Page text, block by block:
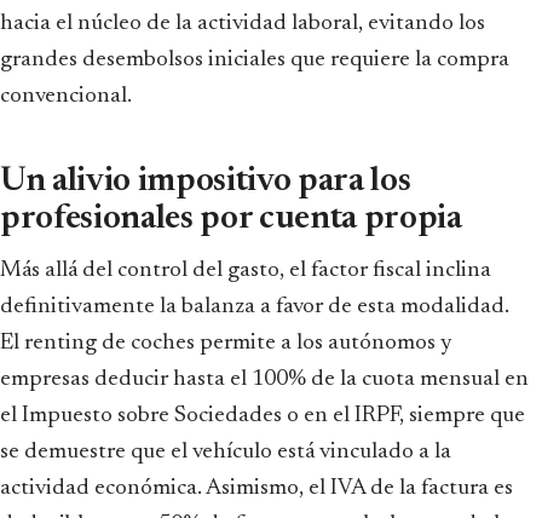
hacia el núcleo de la actividad laboral, evitando los
grandes desembolsos iniciales que requiere la compra
convencional.
Un alivio impositivo para los
profesionales por cuenta propia
Más allá del control del gasto, el factor fiscal inclina
definitivamente la balanza a favor de esta modalidad.
El renting de coches permite a los autónomos y
empresas deducir hasta el 100% de la cuota mensual en
el Impuesto sobre Sociedades o en el IRPF, siempre que
se demuestre que el vehículo está vinculado a la
actividad económica. Asimismo, el IVA de la factura es